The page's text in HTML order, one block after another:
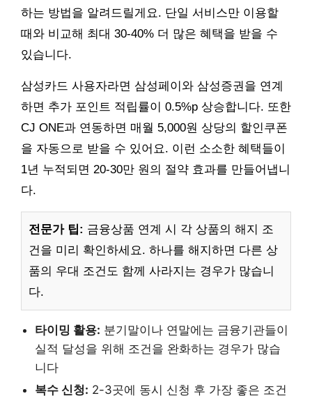
하는 방법을 알려드릴게요. 단일 서비스만 이용할
때와 비교해 최대 30-40% 더 많은 혜택을 받을 수
있습니다.
삼성카드 사용자라면 삼성페이와 삼성증권을 연계
하면 추가 포인트 적립률이 0.5%p 상승합니다. 또한
CJ ONE과 연동하면 매월 5,000원 상당의 할인쿠폰
을 자동으로 받을 수 있어요. 이런 소소한 혜택들이
1년 누적되면 20-30만 원의 절약 효과를 만들어냅니
다.
전문가 팁: 금융상품 연계 시 각 상품의 해지 조
건을 미리 확인하세요. 하나를 해지하면 다른 상
품의 우대 조건도 함께 사라지는 경우가 많습니
다.
타이밍 활용: 분기말이나 연말에는 금융기관들이
실적 달성을 위해 조건을 완화하는 경우가 많습
니다
복수 신청: 2-3곳에 동시 신청 후 가장 좋은 조건